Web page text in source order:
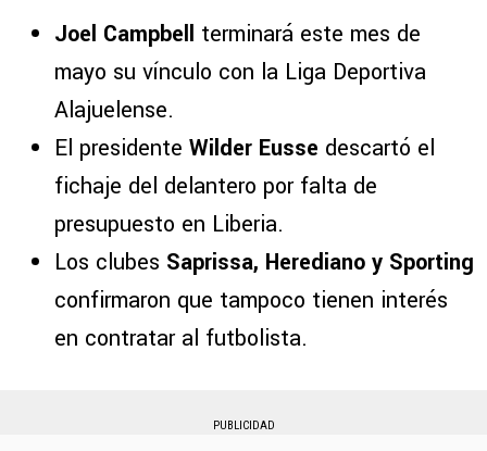
Joel Campbell terminará este mes de
mayo su vínculo con la Liga Deportiva
Alajuelense.
El presidente Wilder Eusse descartó el
fichaje del delantero por falta de
presupuesto en Liberia.
Los clubes Saprissa, Herediano y Sporting
confirmaron que tampoco tienen interés
en contratar al futbolista.
PUBLICIDAD